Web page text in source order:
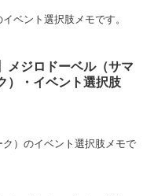
ベント選択肢メモです。
メジロドーベル（サマ
）・イベント選択肢
）のイベント選択肢メモで